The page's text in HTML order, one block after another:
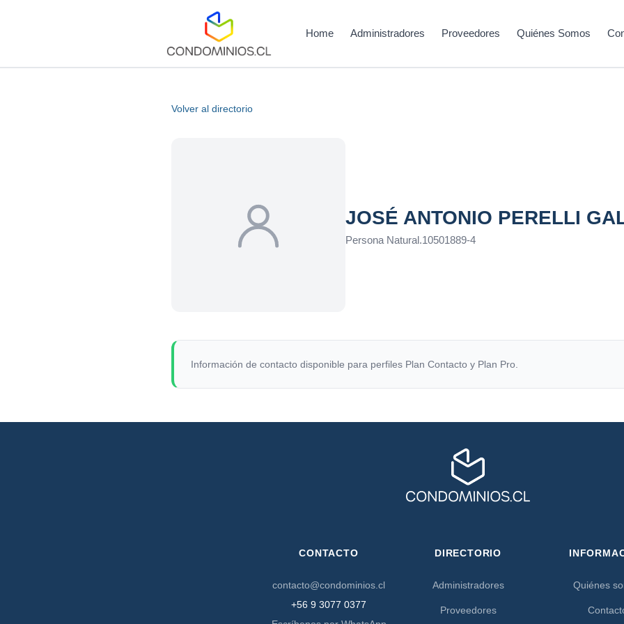
Home Administradores Proveedores Quiénes Somos
Volver al directorio
JOSÉ ANTONIO PERELLI
Persona Natural.10501889-4
Información de contacto disponible para perfiles Plan Contacto y Plan Pro.
CONTACTO
contacto@condominios.cl
+56 9 3077 0377
DIRECTORIO
Administradores
Proveedores
Quiénes